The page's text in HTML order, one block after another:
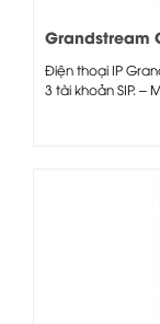
Grandstream
Điện thoại IP
3 tài khoản SIP. –